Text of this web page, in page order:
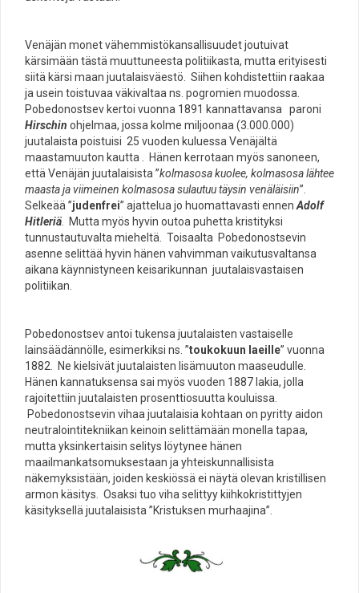
Venäjän monet vähemmistökansallisuudet joutuivat
kärsimään tästä muuttuneesta politiikasta, mutta erityisesti
siitä kärsi maan juutalaisväestö. Siihen kohdistettiin raakaa
ja usein toistuvaa väkivaltaa ns. pogromien muodossa.
Pobedonostsev kertoi vuonna 1891 kannattavansa paroni
Hirschin ohjelmaa, jossa kolme miljoonaa (3.000.000)
juutalaista poistuisi 25 vuoden kuluessa Venäjältä
maastamuuton kautta . Hänen kerrotaan myös sanoneen,
että Venäjän juutalaisista ”kolmasosa kuolee, kolmasosa lähtee
maasta ja viimeinen kolmasosa sulautuu täysin venäläisiin”.
Selkeää ”judenfrei” ajattelua jo huomattavasti ennen Adolf
Hitleriä . Mutta myös hyvin outoa puhetta kristityksi
tunnustautuvalta mieheltä. Toisaalta Pobedonostsevin
asenne selittää hyvin hänen vahvimman vaikutusvaltansa
aikana käynnistyneen keisarikunnan juutalaisvastaisen
politiikan.
Pobedonostsev antoi tukensa juutalaisten vastaiselle
lainsäädännölle, esimerkiksi ns. ”toukokuun laeille” vuonna
1882. Ne kielsivät juutalaisten lisämuuton maaseudulle.
Hänen kannatuksensa sai myös vuoden 1887 lakia, jolla
rajoitettiin juutalaisten prosenttiosuutta kouluissa.
Pobedonostsevin vihaa juutalaisia ​​kohtaan on pyritty aidon
neutralointitekniikan keinoin selittämään monella tapaa,
mutta yksinkertaisin selitys löytynee hänen
maailmankatsomuksestaan ja yhteiskunnallisista
näkemyksistään, joiden keskiössä ei näytä olevan kristillisen
armon käsitys. Osaksi tuo viha selittyy kiihkokristittyjen
käsityksellä juutalaisista ”Kristuksen murhaajina”.